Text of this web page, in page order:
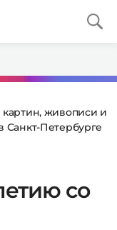
картин, живописи и
Санкт-Петербурге
со